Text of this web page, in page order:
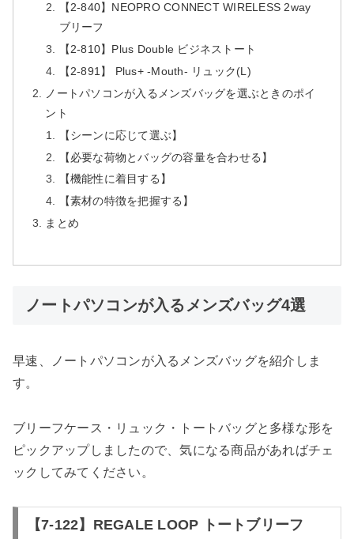
【2-840】NEOPRO CONNECT WIRELESS 2way
ブリーフ
【2-810】Plus Double ビジネストート
【2-891】 Plus+ -Mouth- リュック(L)
ノートパソコンが入るメンズバッグを選ぶときのポイ
ント
【シーンに応じて選ぶ】
【必要な荷物とバッグの容量を合わせる】
【機能性に着目する】
【素材の特徴を把握する】
まとめ
ノートパソコンが入るメンズバッグ4選
早速、ノートパソコンが入るメンズバッグを紹介しま
す。
ブリーフケース・リュック・トートバッグと多様な形を
ピックアップしましたので、気になる商品があればチェ
ックしてみてください。
【7-122】REGALE LOOP トートブリーフ